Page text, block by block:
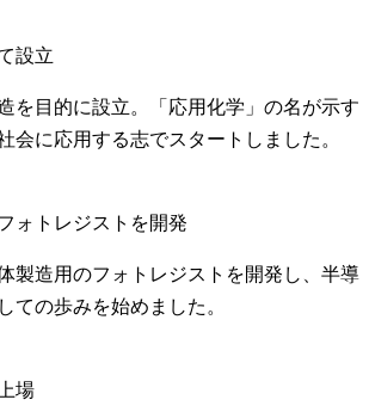
設立
を目的に設立。「応用化学」の名が示す
会に応用する志でスタートしました。
ォトレジストを開発
製造用のフォトレジストを開発し、半導
ての歩みを始めました。
場